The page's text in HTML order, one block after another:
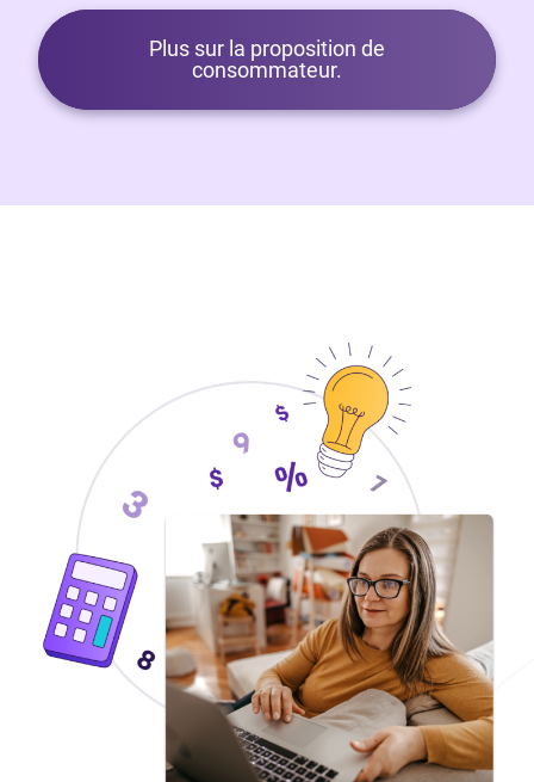
Plus sur la proposition de
consommateur.